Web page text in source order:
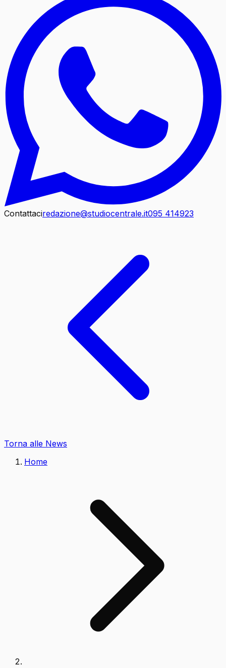
Contattaciredazione@studiocentrale.it095 414923
Torna alle News
Home